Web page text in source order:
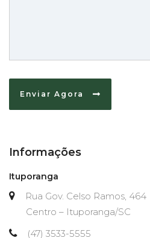
Enviar Agora
Informações
Ituporanga
Rua Gov. Celso Ramos, 464
Centro – Ituporanga/SC
(47) 3533-5555